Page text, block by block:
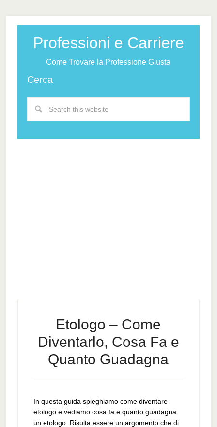
Professioni e Carriere
Come Trovare la Professione Giusta
Cerca
Etologo – Come
Diventarlo, Cosa Fa e
Quanto Guadagna
In questa guida spieghiamo come diventare
etologo e vediamo cosa fa e quanto guadagna
un etologo. Risulta essere un argomento che di